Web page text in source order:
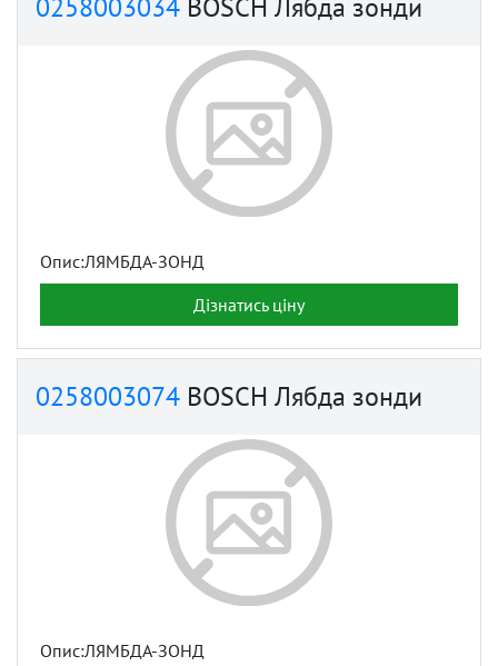
0258003034 BOSCH Лябда зонди
Опис:ЛЯМБДА-ЗОНД
Дізнатись ціну
0258003074 BOSCH Лябда зонди
Опис:ЛЯМБДА-ЗОНД